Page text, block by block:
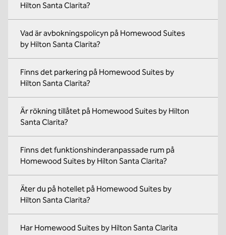
Hilton Santa Clarita?
Vad är avbokningspolicyn på Homewood Suites
by Hilton Santa Clarita?
Finns det parkering på Homewood Suites by
Hilton Santa Clarita?
Är rökning tillåtet på Homewood Suites by Hilton
Santa Clarita?
Finns det funktionshinderanpassade rum på
Homewood Suites by Hilton Santa Clarita?
Äter du på hotellet på Homewood Suites by
Hilton Santa Clarita?
Har Homewood Suites by Hilton Santa Clarita